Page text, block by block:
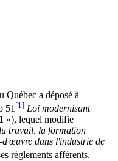
a déposé à
51 [1] Loi modernisant
»), lequel modifie
travail, la formation
dans l'industrie de
règlements afférents.